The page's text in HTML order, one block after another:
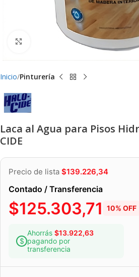
Clic para ampliar
Inicio Pinturería
Laca al Agua para Pisos
CIDE
Precio de lista $139.226,34
Contado / Transferencia
$125.303,71 10% OFF
Ahorrás $13.922,63
pagando por
transferencia